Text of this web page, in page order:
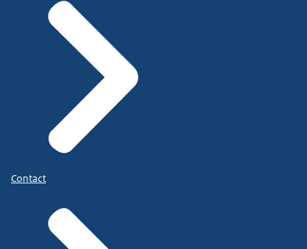
Contact